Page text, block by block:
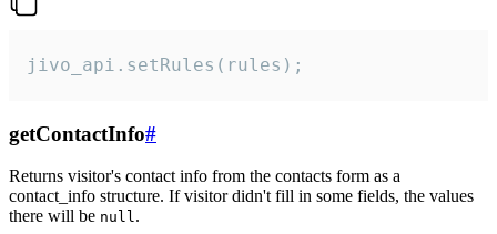
jivo_api.setRules(rules);
getContactInfo#
Returns visitor's contact info from the contacts form as a
contact_info structure. If visitor didn't fill in some fields, the values
there will be null.